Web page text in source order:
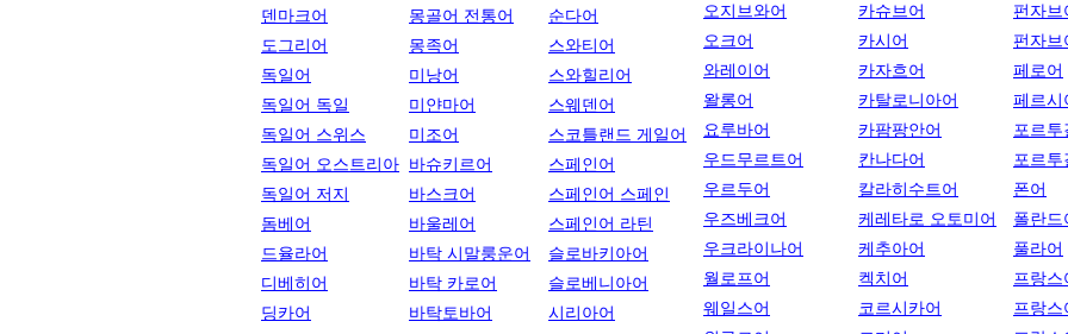
덴마크어
도그리어
독일어
독일어 독일
독일어 스위스
독일어 오스트리아
독일어 저지
돔베어
드율라어
디베히어
딩카어
몽골어 전통어
몽족어
미낭어
미얀마어
미조어
바슈키르어
바스크어
바울레어
바탁 시말룽운어
바탁 카로어
바탁토바어
순다어
스와티어
스와힐리어
스웨덴어
스코틀랜드 게일어
스페인어
스페인어 스페인
스페인어 라틴
슬로바키아어
슬로베니아어
시리아어
오지브와어
오크어
와레이어
왈롱어
요루바어
우드무르트어
우르두어
우즈베크어
우크라이나어
월로프어
웨일스어
카슈브어
카시어
카자흐어
카탈로니아어
카팜팡안어
칸나다어
칼라히수트어
케레타로 오토미어
케추아어
켁치어
코르시카어
펀자브
펀자브
페로어
페르시
포르투
포르투
폰어
폴란드
풀라어
프랑스
프랑스